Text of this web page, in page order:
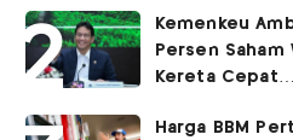
Agustus 2026
Kemenkeu
Persen Saham
Kereta Cepat
Surabaya
Harga BBM